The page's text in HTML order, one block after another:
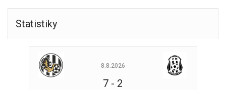
Statistiky
8.8.2026
7 - 2